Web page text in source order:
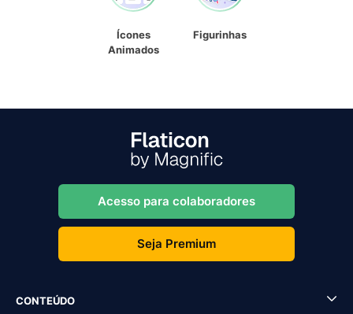
Ícones
Animados
Figurinhas
Acesso para colaboradores
Seja Premium
CONTEÚDO